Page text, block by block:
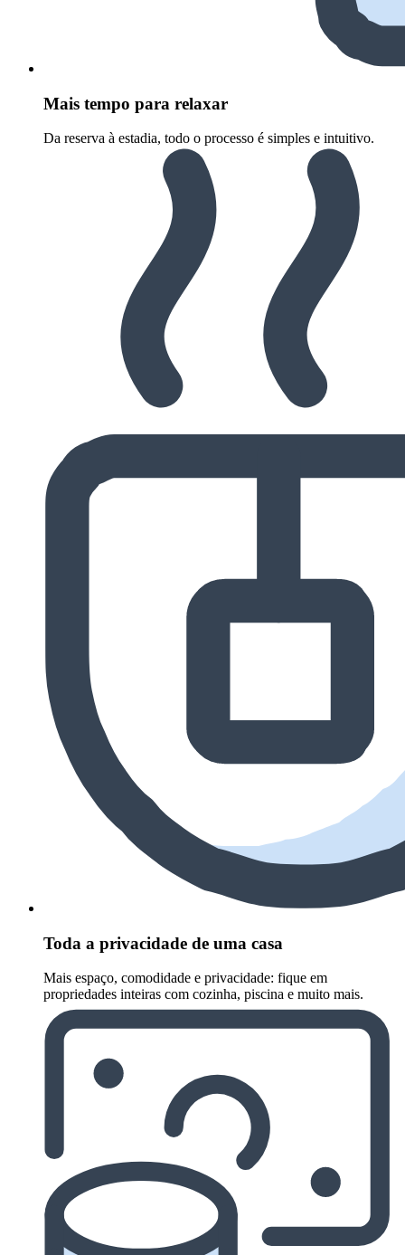
Mais tempo para relaxar
Da reserva à estadia, todo o processo é simples e intuitivo.
Toda a privacidade de uma casa
Mais espaço, comodidade e privacidade: fique em
propriedades inteiras com cozinha, piscina e muito mais.